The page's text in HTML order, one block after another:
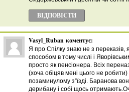
ВІДПОВІCТИ
Vasyl_Ruban коментує:
Я про Спілку знаю не з
способом в тому числі і
просто як пенсіонера. Всіх
(хоча обіцяв мені цього не
позаминулому з”їзді. Баранова
дерибану і собі щось